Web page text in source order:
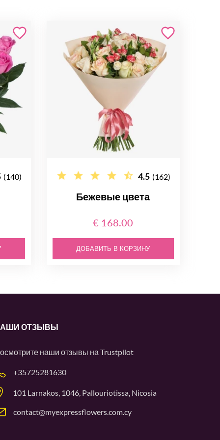
(140) 4.5 (162)
Бежевые цвета
€ 168.00
ДОБАВИТЬ В КОРЗИНУ
ОТЗЫВЫ
наши отзывы на Trustpilot
+35725281630
101 Larnakos, 1046, Pallouriotissa, Nicosia
contact@myexpressflowers.com.cy